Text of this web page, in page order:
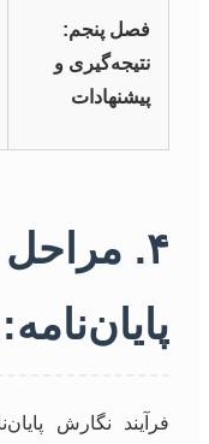
فصل پنجم:
نتیجه‌گیری و
پیشنهادات
۴.
فرآیند نگارش